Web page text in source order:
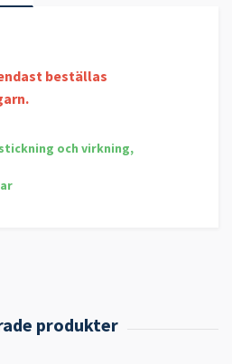
beställas
och virkning,